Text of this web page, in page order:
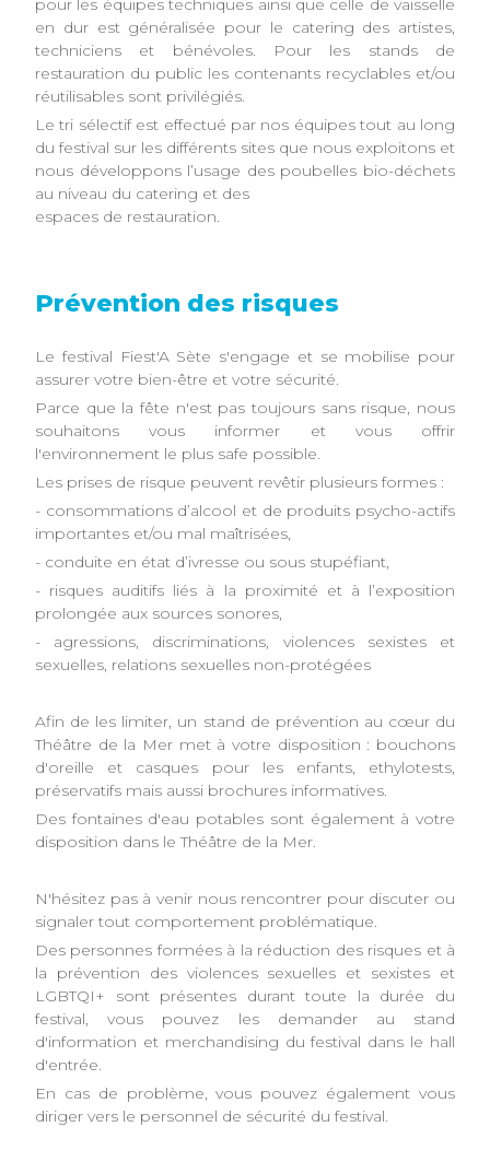
pour les équipes techniques ainsi que celle de vaisselle
en dur est généralisée pour le catering des artistes,
techniciens et bénévoles. Pour les stands de
restauration du public les contenants recyclables et/ou
réutilisables sont privilégiés.
Le tri sélectif est effectué par nos équipes tout au long
du festival sur les différents sites que nous exploitons et
nous développons l’usage des poubelles bio-déchets
au niveau du catering et des
espaces de restauration.
Prévention des risques
Le festival Fiest'A Sète s'engage et se mobilise pour
assurer votre bien-être et votre sécurité.
Parce que la fête n'est pas toujours sans risque, nous
souhaitons vous informer et vous offrir
l'environnement le plus safe possible.
Les prises de risque peuvent revêtir plusieurs formes :
- consommations d’alcool et de produits psycho-actifs
importantes et/ou mal maîtrisées,
- conduite en état d’ivresse ou sous stupéfiant,
- risques auditifs liés à la proximité et à l’exposition
prolongée aux sources sonores,
- agressions, discriminations, violences sexistes et
sexuelles, relations sexuelles non-protégées
Afin de les limiter, un stand de prévention au cœur du
Théâtre de la Mer met à votre disposition : bouchons
d'oreille et casques pour les enfants, ethylotests,
préservatifs mais aussi brochures informatives.
Des fontaines d'eau potables sont également à votre
disposition dans le Théâtre de la Mer.
N'hésitez pas à venir nous rencontrer pour discuter ou
signaler tout comportement problématique.
Des personnes formées à la réduction des risques et à
la prévention des violences sexuelles et sexistes et
LGBTQI+ sont présentes durant toute la durée du
festival, vous pouvez les demander au stand
d'information et merchandising du festival dans le hall
d'entrée.
En cas de problème, vous pouvez également vous
diriger vers le personnel de sécurité du festival.